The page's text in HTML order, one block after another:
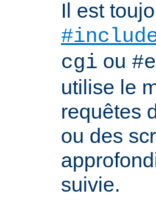
Il est
cgi ou
utilise le
requêtes
ou des
suivie.